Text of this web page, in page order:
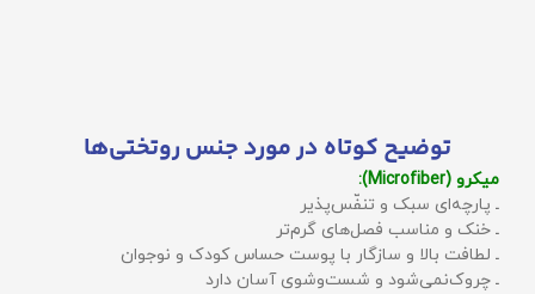
توضیح کوتاه در مورد جنس روتختی‌ها
میکرو (Microfiber):
ـ پارچه‌ای سبک و تنفّس‌پذیر
ـ خنک و مناسب فصل‌های گرم‌تر
ـ لطافت بالا و سازگار با پوست حساس کودک و نوجوان
ـ چروک‌نمی‌شود و شست‌وشوی آسان دارد